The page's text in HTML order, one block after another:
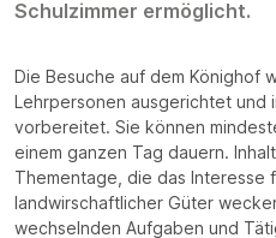
Schulzimmer ermöglicht.
Die Besuche auf dem Könighof
Lehrpersonen ausgerichtet und
vorbereitet. Sie können
einem ganzen Tag dauern.
Thementage, die das Interesse
landwirschaftlicher Güter
wechselnden Aufgaben und